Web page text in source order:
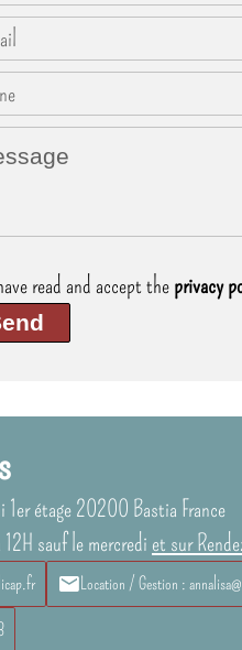
read and accept theprivacy
étage20200 Bastia France
sauf le mercredi et sur
Location / Gestion :